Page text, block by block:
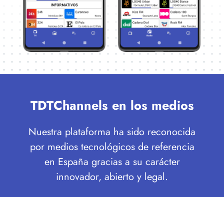
TDTChannels en los medios
Nuestra plataforma ha sido reconocida
por medios tecnológicos de referencia
en España gracias a su carácter
innovador, abierto y legal.